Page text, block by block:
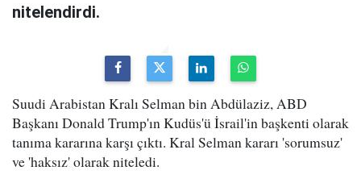
nitelendirdi.
Suudi Arabistan Kralı Selman bin Abdülaziz, ABD
Başkanı Donald Trump'ın Kudüs'ü İsrail'in başkenti olarak
tanıma kararına karşı çıktı. Kral Selman kararı 'sorumsuz'
ve 'haksız' olarak niteledi.